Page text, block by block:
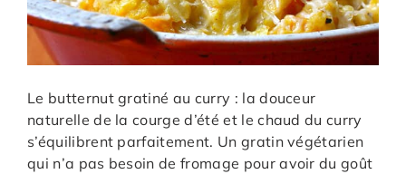
Le butternut gratiné au curry : la douceur
naturelle de la courge d’été et le chaud du curry
s’équilibrent parfaitement. Un gratin végétarien
qui n’a pas besoin de fromage pour avoir du goût